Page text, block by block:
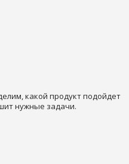
какой продукт подойдет
нужные задачи.